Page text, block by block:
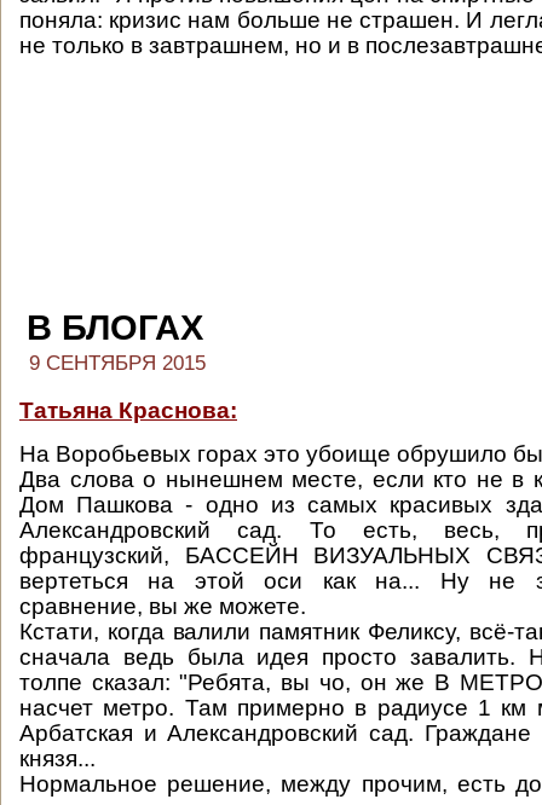
поняла: кризис нам больше не страшен. И
не только в завтрашнем, но и в
В БЛОГАХ
9 СЕНТЯБРЯ 2015
Татьяна Краснова:
На Воробьевых горах это убоище обрушило
Два слова о нынешнем месте, если кто не в
Дом Пашкова - одно из самых красивых
Александровский сад. То есть, весь,
французский, БАССЕЙН ВИЗУАЛЬНЫХ
вертеться на этой оси как на... Ну не
сравнение, вы же можете.
Кстати, когда валили памятник Феликсу, всё-
сначала ведь была идея просто завалить.
толпе сказал: "Ребята, вы чо, он же В
насчет метро. Там примерно в радиусе 1 км
Арбатская и Александровский сад.
князя...
Нормальное решение, между прочим, есть